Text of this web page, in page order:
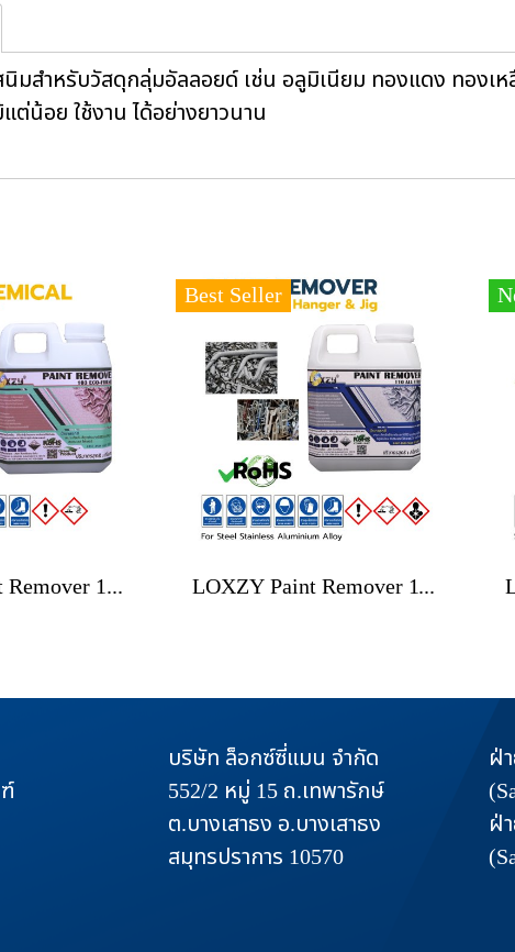
มสำหรับวัสดุกลุ่มอัลลอยด์ เช่น อลูมิเนียม ทองแดง ทองเ
ต่น้อย ใช้งาน ได้อย่างยาวนาน
LOXZY Paint Remover 103 Eco-friendly
Best Seller
LOXZY Paint Remover 110 All Strip
บริษัท ล็อกซ์ซี่แมน จำกัด
552/2 หมู่ 15 ถ.เทพารักษ์
ต.บางเสาธง อ.บางเสาธง
สมุทรปราการ 10570
ฝ่
ฝ่